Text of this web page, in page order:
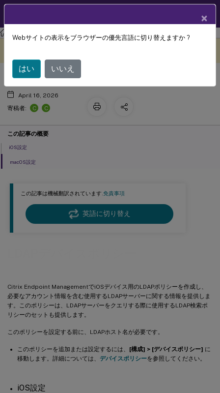
Citrix Endpoint Management
この記事は機械翻訳されています.免責事項
英語に切り替え
Citrix Endpoint ManagementでiOSデバイス用のLDAPポリシーを作成し、
必要なアカウント情報を含む使用するLDAPサーバーに関する情報を提供しま
す。このポリシーは、LDAPサーバーをクエリする際に使用するLDAP検索ポ
リシーのセットも提供します。
このポリシーを設定する前に、LDAPホスト名が必要です。
このポリシーを追加または設定するには、 [構成] > [デバイスポリシー] に
移動します。詳細については、 デバイスポリシーを参照してください。
iOS設定
LDAPデバイスポリシー
April 16, 2026
寄稿者:
C C
この記事の概要
iOS設定
macOS設定
×
Webサイトの表示をブラウザーの優先言語に切り替えますか ?
はい いいえ